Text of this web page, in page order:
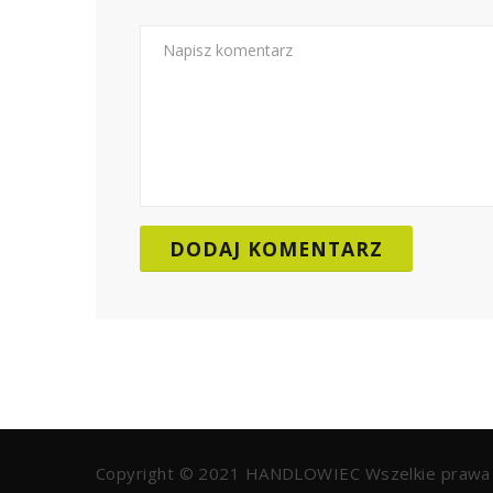
Copyright © 2021 HANDLOWIEC Wszelkie